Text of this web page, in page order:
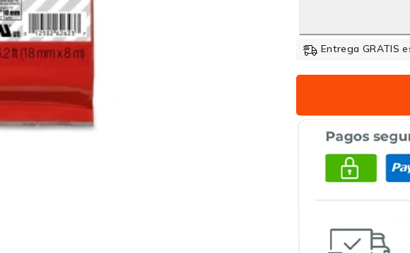
Entrega GRATIS